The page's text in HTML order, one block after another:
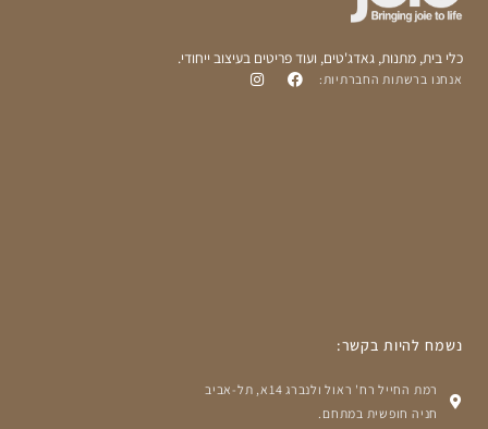
כלי בית, מתנות, גאדג'טים, ועוד פריטים בעיצוב ייחודי.
אנחנו ברשתות החברתיות:
נשמח להיות בקשר:
רמת החייל רח' ראול ולנברג 14א, תל-אביב
חניה חופשית במתחם.